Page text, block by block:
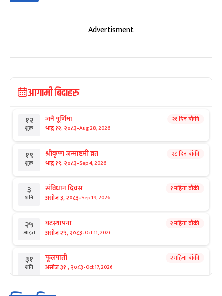
Advertisment
आगामी बिदाहरु
१२
शुक्र
जनै पूर्णिमा
भाद्र १२, २०८३-Aug 28, 2026
२१ दिन बाँकी
१९
शुक्र
श्रीकृष्ण जन्माष्टमी व्रत
भाद्र १९, २०८३-Sep 4, 2026
२८ दिन बाँकी
३
शनि
संविधान दिवस
असोज ३, २०८३-Sep 19, 2026
१ महिना बाँकी
२५
आइत
घटस्थापना
असोज २५, २०८३-Oct 11, 2026
२ महिना बाँकी
३१
शनि
फूलपाती
असोज ३१ , २०८३-Oct 17, 2026
२ महिना बाँकी
कार्तिक सङ्क्रान्ति